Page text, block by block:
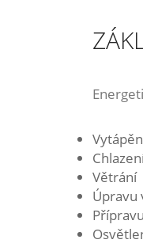
Větrání
Úpravu